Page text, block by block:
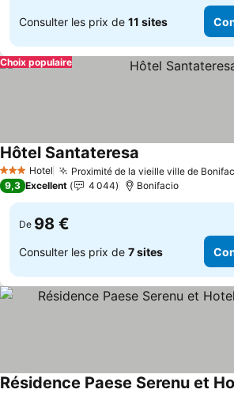
Consulter les prix de 11 sites
Choix populaire
3 ÉtoilesHotel Proximité de la vieille ville de
Hôtel Santateresa
9,3 Excellent 4 044 Bonifacio
De 98 €
Consulter les prix de 7 sites